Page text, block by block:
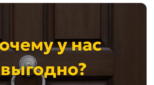
у нас
выгодно?